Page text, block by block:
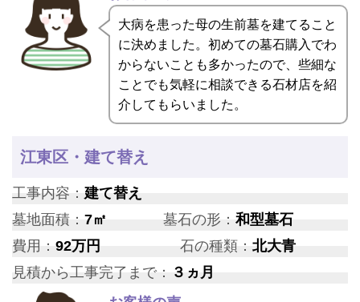
大病を患った母の生前墓を建てること
に決めました。初めての墓石購入でわ
からないことも多かったので、些細な
ことでも気軽に相談できる石材店を紹
介してもらいました。
江東区・建て替え
工事内容： 建て替え
墓地面積： 7㎡ 墓石の形：和型墓石
費用： 92万円 石の種類： 北大青
見積から工事完了まで： ３ヵ月